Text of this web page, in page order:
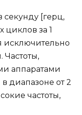
секунду [герц,
циклов за 1
исключительно
Частоты,
аппаратами
диапазоне от 2
частоты,